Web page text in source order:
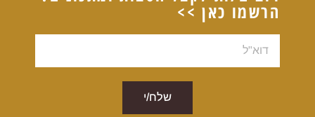
הרשמו כאן >>
שלח/י